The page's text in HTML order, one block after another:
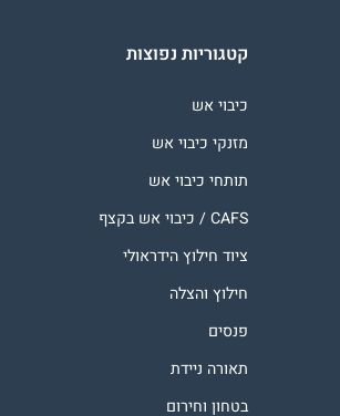
קטגוריות נפוצות
כיבוי אש
מזנקי כיבוי אש
תותחי כיבוי אש
CAFS / כיבוי אש בקצף
ציוד חילוץ הידראולי
חילוץ והצלה
פנסים
תאורה ניידת
בטחון וחירום